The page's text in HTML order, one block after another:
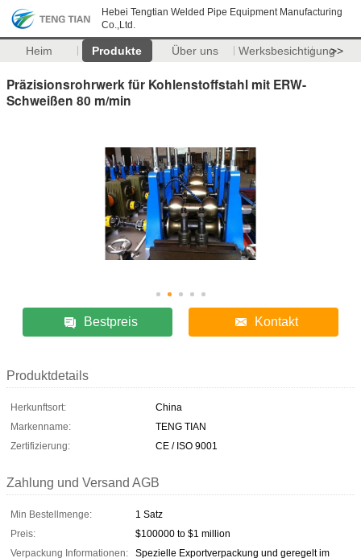
Hebei Tengtian Welded Pipe Equipment Manufacturing
Co.,Ltd.
Heim Produkte Über uns Werksbesichtigung>>
Präzisionsrohrwerk für Kohlenstoffstahl mit ERW-
Schweißen 80 m/min
Bestpreis Kontakt
Produktdetails
Herkunftsort:
China
Markenname:
TENG TIAN
Zertifizierung:
CE / ISO 9001
Zahlung und Versand AGB
Min Bestellmenge:
1 Satz
Preis:
$100000 to $1 million
Verpackung Informationen:
Spezielle Exportverpackung und geregelt im